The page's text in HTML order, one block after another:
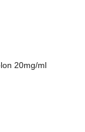
20mg/ml